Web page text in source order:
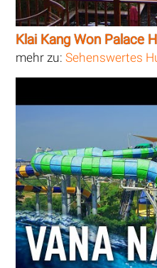
Klai Kang Won Palace
mehr zu:Sehenswertes